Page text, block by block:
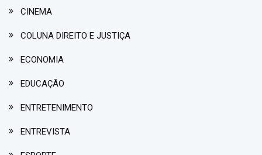
CINEMA
COLUNA DIREITO E JUSTIÇA
ECONOMIA
EDUCAÇÃO
ENTRETENIMENTO
ENTREVISTA